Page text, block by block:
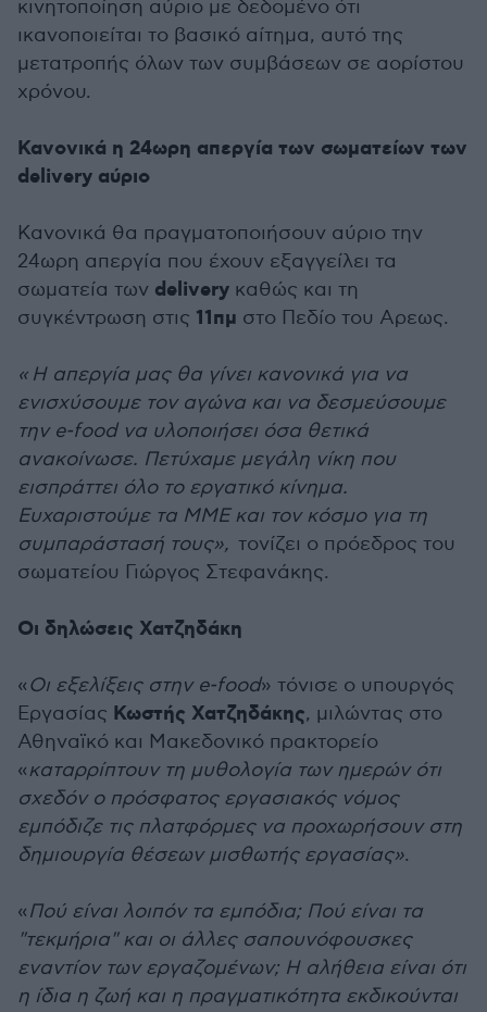
κινητοποίηση αύριο με δεδομένο ότι
ικανοποιείται το βασικό αίτημα, αυτό της
μετατροπής όλων των συμβάσεων σε αορίστου
χρόνου.
Κανονικά η 24ωρη απεργία των σωματείων των
delivery αύριο
Κανονικά θα πραγματοποιήσουν αύριο την
24ωρη απεργία που έχουν εξαγγείλει τα
σωματεία των delivery καθώς και τη
συγκέντρωση στις 11πμ στο Πεδίο του Αρεως.
« Η απεργία μας θα γίνει κανονικά για να
ενισχύσουμε τον αγώνα και να δεσμεύσουμε
την e-food να υλοποιήσει όσα θετικά
ανακοίνωσε. Πετύχαμε μεγάλη νίκη που
εισπράττει όλο το εργατικό κίνημα.
Ευχαριστούμε τα ΜΜΕ και τον κόσμο για τη
συμπαράστασή τους», τονίζει ο πρόεδρος του
σωματείου Γιώργος Στεφανάκης.
Oι δηλώσεις Χατζηδάκη
«Οι εξελίξεις στην e-food» τόνισε ο υπουργός
Eργασίας Κωστής Χατζηδάκης, μιλώντας στο
Αθηναϊκό και Μακεδονικό πρακτορείο
«καταρρίπτουν τη μυθολογία των ημερών ότι
σχεδόν ο πρόσφατος εργασιακός νόμος
εμπόδιζε τις πλατφόρμες να προχωρήσουν στη
δημιουργία θέσεων μισθωτής εργασίας».
«Πού είναι λοιπόν τα εμπόδια; Πού είναι τα
"τεκμήρια" και οι άλλες σαπουνόφουσκες
εναντίον των εργαζομένων; Η αλήθεια είναι ότι
η ίδια η ζωή και η πραγματικότητα εκδικούνται